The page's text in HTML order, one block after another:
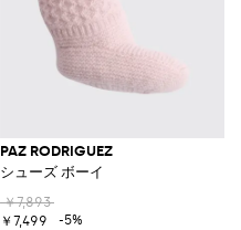
PAZ RODRIGUEZ
シューズ ボーイ
￥7,893
￥7,499
-5%